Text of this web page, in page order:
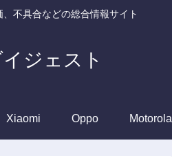
不具合などの総合情報サイト
ジェスト
Xiaomi Oppo Motorola